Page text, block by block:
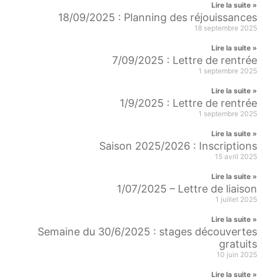
Lire la suite »
18/09/2025 : Planning des réjouissances
18 septembre 2025
Lire la suite »
7/09/2025 : Lettre de rentrée
1 septembre 2025
Lire la suite »
1/9/2025 : Lettre de rentrée
1 septembre 2025
Lire la suite »
Saison 2025/2026 : Inscriptions
15 avril 2025
Lire la suite »
1/07/2025 – Lettre de liaison
1 juillet 2025
Lire la suite »
Semaine du 30/6/2025 : stages découvertes
gratuits
10 juin 2025
Lire la suite »